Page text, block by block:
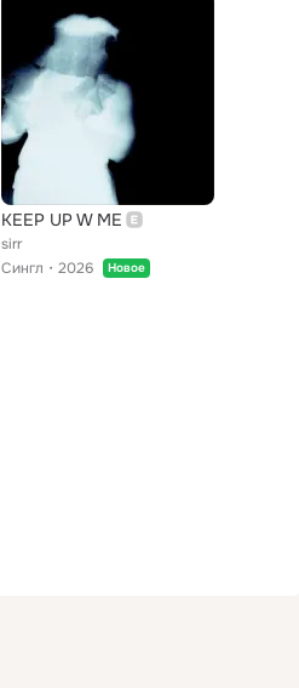
KEEP UP W ME
sirr
Сингл
2026 Новое